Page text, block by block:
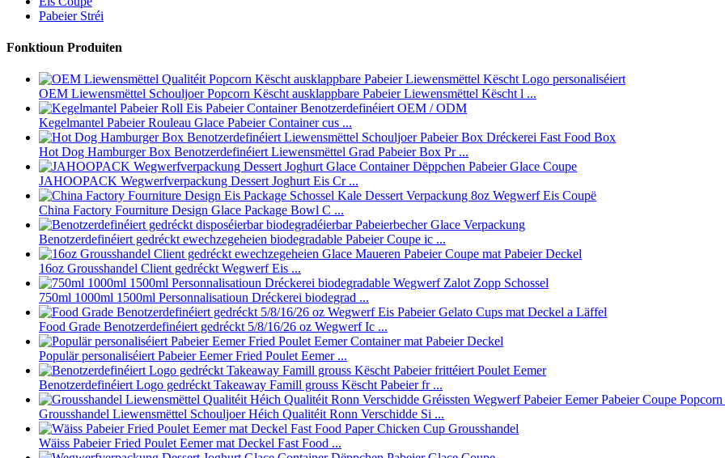
Pabeier Stréi
Fonktioun Produiten
OEM Liewensmëttel Schouljoer Popcorn Këscht ausklappbare Pabeier Liewensmëttel Këscht l ...
Kegelmantel Pabeier Rouleau Glace Pabeier Container cus ...
Hot Dog Hamburger Box Benotzerdefinéiert Liewensmëttel Grad Pabeier Box Pr ...
JAHOOPACK Wegwerfverpackung Dessert Joghurt Eis Cr ...
China Factory Fourniture Design Glace Package Bowl C ...
Benotzerdefinéiert gedréckt ewechzegeheien biodegradable Pabeier Coupe ic ...
16oz Grousshandel Client gedréckt Wegwerf Eis ...
750ml 1000ml 1500ml Personnalisatioun Dréckerei biodegrad ...
Food Grade Benotzerdefinéiert gedréckt 5/8/16/26 oz Wegwerf Ic ...
Populär personaliséiert Pabeier Eemer Fried Poulet Eemer ...
Benotzerdefinéiert Logo gedréckt Takeaway Famill grouss Këscht Pabeier fr ...
Grousshandel Liewensmëttel Schouljoer Héich Qualitéit Ronn Verschidde Si ...
Wäiss Pabeier Fried Poulet Eemer mat Deckel Fast Food ...